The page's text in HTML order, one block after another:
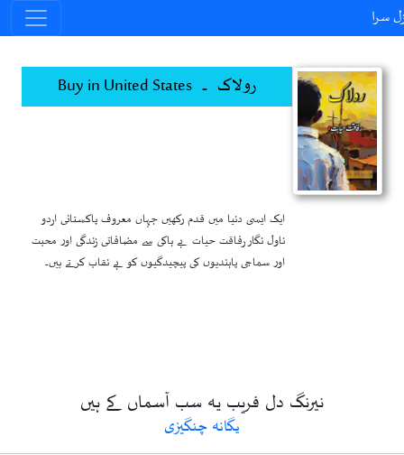
سرا
رولاک ۔ Buy in United States
ایک ایسی دنیا میں قدم رکھیں جہاں معروف پاکستانی اردو
ناول نگار رفاقت حیات بے باکی سے مضافاتی زندگی اور محبت
اور سماجی پابندیوں کی پیچیدگیوں کو بے نقاب کرتے ہیں۔
نیرنگ دل فریب یہ سب آسماں کے ہیں
یگانہ چنگیزی